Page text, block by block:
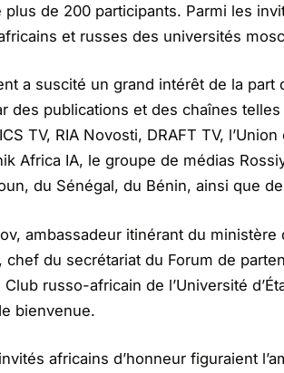
plus de 200 participants. Parmi les
et russes des universités
a suscité un grand intérêt de la
des publications et des chaînes
TV, RIA Novosti, DRAFT TV,
Africa IA, le groupe de médias
du Sénégal, du Bénin, ainsi que
ambassadeur itinérant du
chef du secrétariat du Forum de
russo-africain de l’Université
bienvenue.
africains d’honneur figuraient